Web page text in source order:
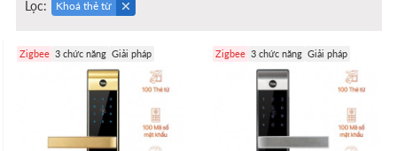
Lọc: Khoá thẻ từ
Zigbee 3 chức năng Giải pháp Zigbee 3 chức năng Giải pháp